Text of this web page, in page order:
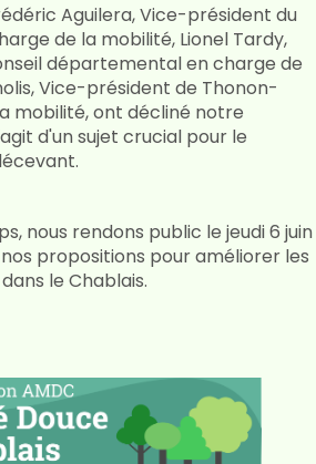
Aguilera, Vice-président du
de la mobilité, Lionel Tardy,
départemental en charge de
Vice-président de Thonon-
mobilité, ont décliné notre
d'un sujet crucial pour le
nous rendons public le jeudi 6 juin
propositions pour améliorer les
le Chablais.